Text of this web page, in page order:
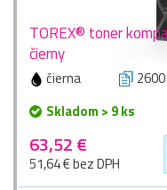
TOREX® toner
čierny
čierna
Skladom > 9 ks
63,52 €
51,64 € bez DPH